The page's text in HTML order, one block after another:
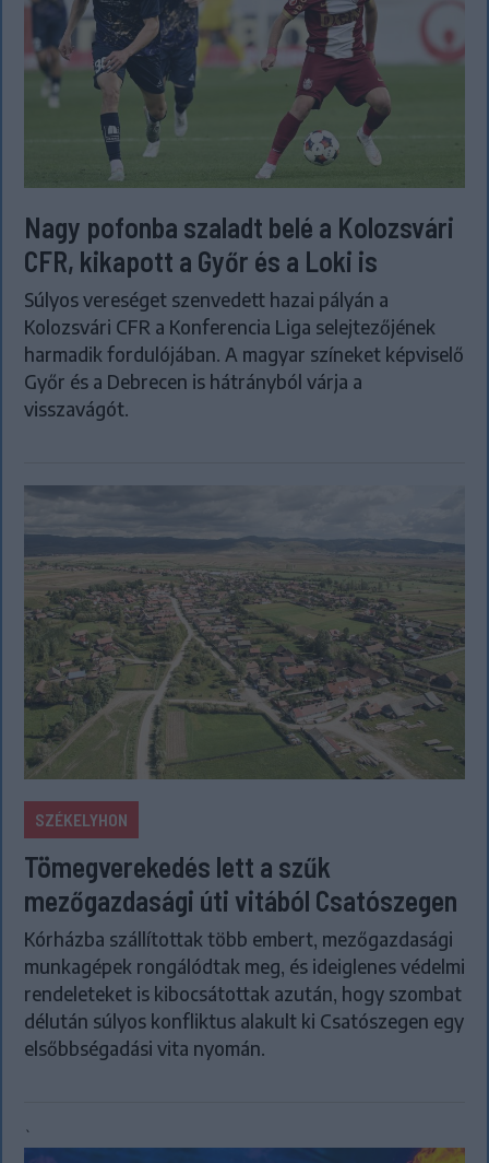
Nagy pofonba szaladt belé a Kolozsvári
CFR, kikapott a Győr és a Loki is
Súlyos vereséget szenvedett hazai pályán a
Kolozsvári CFR a Konferencia Liga selejtezőjének
harmadik fordulójában. A magyar színeket képviselő
Győr és a Debrecen is hátrányból várja a
visszavágót.
SZÉKELYHON
Tömegverekedés lett a szűk
mezőgazdasági úti vitából Csatószegen
Kórházba szállítottak több embert, mezőgazdasági
munkagépek rongálódtak meg, és ideiglenes védelmi
rendeleteket is kibocsátottak azután, hogy szombat
délután súlyos konfliktus alakult ki Csatószegen egy
elsőbbségadási vita nyomán.
`